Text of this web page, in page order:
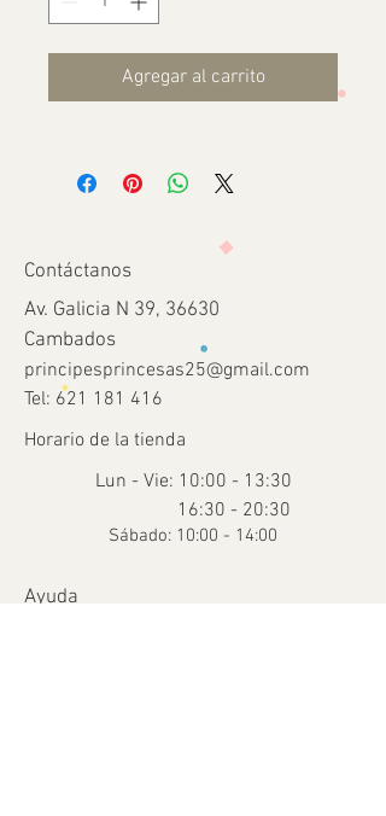
Agregar al carrito
Contáctanos
Av. Galicia N 39, 36630
Cambados
principesprincesas25@gmail.com
Tel: 621 181 416
Horario de la tienda
Lun - Vie: 10:00 - 13:30
16:30 - 20:30
​​Sábado: 10:00 - 14:00
Ayuda